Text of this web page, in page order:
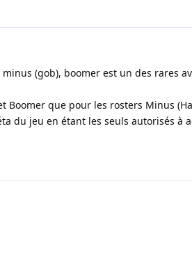
(gob), boomer est un des rares
Boomer que pour les rosters Minus
du jeu en étant les seuls autorisés à